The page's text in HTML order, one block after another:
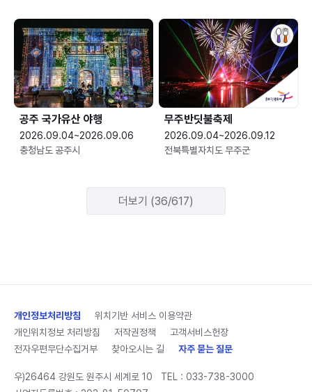
공주 국가유산 야행
2026.09.04~2026.09.06
충청남도 공주시
무주반딧불축제
2026.09.04~2026.09.12
전북특별자치도 무주군
더보기 (36/617)
개인정보처리방침
위치기반 서비스 이용약관
개인위치정보 처리방침
저작권정책
고객서비스헌장
전자우편무단수집거부
찾아오시는 길 자주 묻는 질문
우)26464 강원도 원주시 세계로 10 TEL : 033-738-3000